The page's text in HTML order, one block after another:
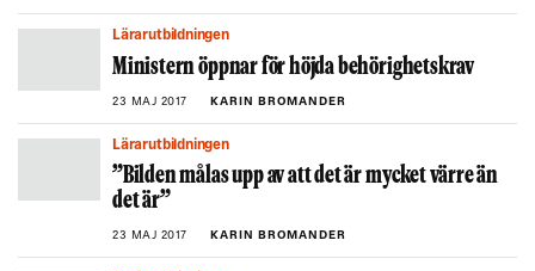
Lärarutbildningen
Ministern öppnar för höjda behörighetskrav
23 MAJ 2017 KARIN BROMANDER
Lärarutbildningen
”Bilden målas upp av att det är mycket värre än
det är”
23 MAJ 2017 KARIN BROMANDER